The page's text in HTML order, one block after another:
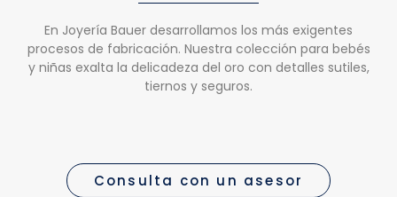
En Joyería Bauer desarrollamos los más exigentes
procesos de fabricación. Nuestra colección para bebés
y niñas exalta la delicadeza del oro con detalles sutiles,
tiernos y seguros.
Consulta con un asesor